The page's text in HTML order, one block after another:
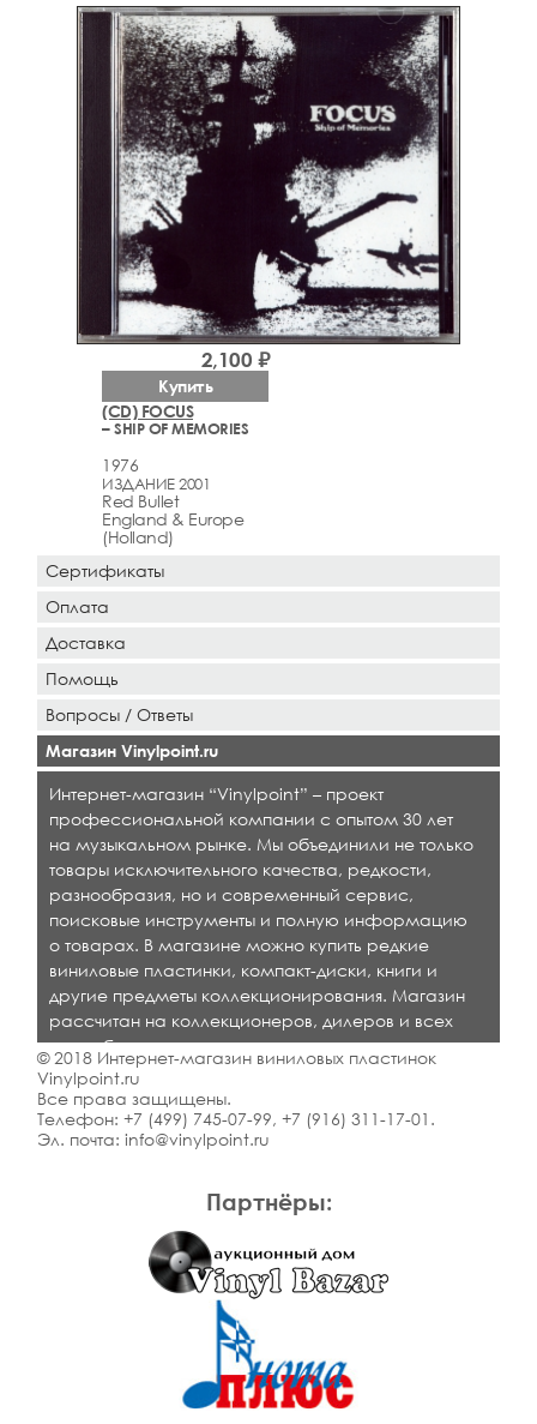
(CD) FOCUS
– SHIP OF MEMORIES
1976
ИЗДАНИЕ 2001
Red Bullet
England & Europe
(Holland)
2,100 ₽
Купить
Партнёры:
Сертификаты
Оплата
Доставка
Помощь
Вопросы / Ответы
Магазин Vinylpoint.ru
Интернет-магазин “Vinylpoint” – проект
профессиональной компании с опытом 30 лет
на музыкальном рынке. Мы объединили не только
товары исключительного качества, редкости,
разнообразия, но и современный сервис,
поисковые инструменты и полную информацию
о товарах. В магазине можно купить редкие
виниловые пластинки, компакт-диски, книги и
другие предметы коллекционирования. Магазин
рассчитан на коллекционеров, дилеров и всех
кто любит качественную музыку.
© 2018 Интернет-магазин виниловых пластинок
Vinylpoint.ru
Все права защищены.
Телефон: +7 (499) 745-07-99, +7 (916) 311-17-01 .
Эл. почта: info@vinylpoint.ru